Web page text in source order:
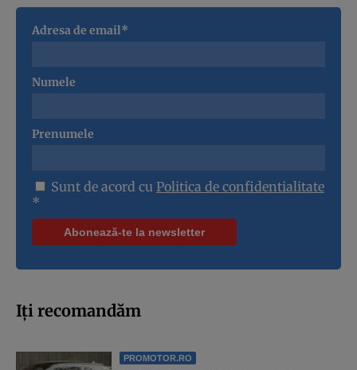
Adresa de email*
Numele
Prenumele
Sunt de acord cu Politica de confidentialitate
*
Iți recomandăm
PROMOTOR.RO